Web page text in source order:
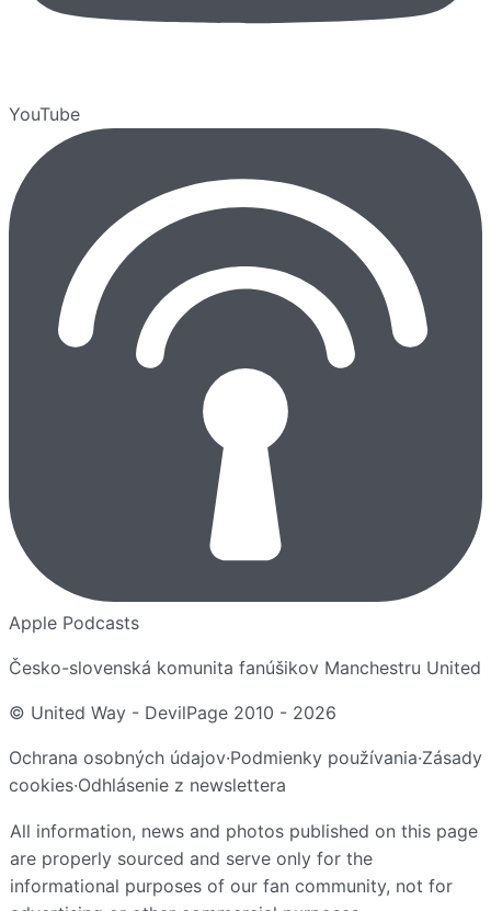
YouTube
Apple Podcasts
Česko-slovenská komunita fanúšikov Manchestru United
© United Way - DevilPage 2010 - 2026
Ochrana osobných údajov·Podmienky používania·Zásady
cookies·Odhlásenie z newslettera
All information, news and photos published on this page
are properly sourced and serve only for the
informational purposes of our fan community, not for